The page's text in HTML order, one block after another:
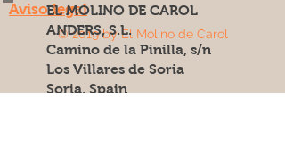
Aviso legal
© 2019 by El Molino de Carol
EL MOLINO DE CAROL
ANDERS, S.L.
Camino de la Pinilla, s/n
Los Villares de Soria
Soria, Spain